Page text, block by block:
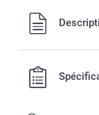
Tous les prix
port.